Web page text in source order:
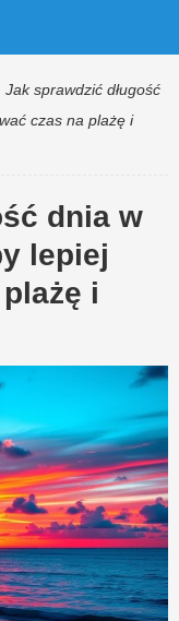
Jak sprawdzić długość
czas na plażę i
dnia w
lepiej
i